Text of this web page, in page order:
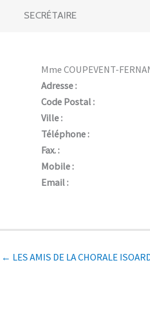
SECRÉTAIRE
Mme COUPEVENT-
Adresse :
Code Postal :
Ville :
Téléphone :
Fax. :
Mobile :
Email :
← LES AMIS DE LA CHORALE